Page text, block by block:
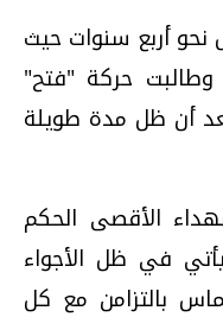
أربع سنوات حيث
حركة "فتح"
أن ظل مدة طويلة
الأقصى الحكم
في ظل الأجواء
بالتزامن مع كل